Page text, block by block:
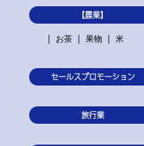
【農業】
お茶
果物 米
セールスプロモーション
旅行業